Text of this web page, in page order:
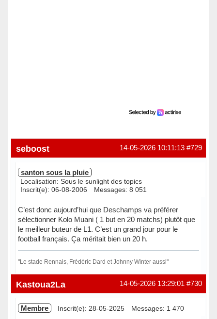
#729
14-05-2026 10:11:13
seboost
santon sous la pluie
Localisation: Sous le sunlight des topics
Inscrit(e): 06-08-2006
Messages: 8 051
C’est donc aujourd’hui que Deschamps va préférer
sélectionner Kolo Muani ( 1 but en 20 matchs) plutôt que
le meilleur buteur de L1. C’est un grand jour pour le
football français. Ça méritait bien un 20 h.
"Le stade Rennais, Frédéric Dard et Johnny Winter aussi"
Hors ligne #730
14-05-2026 13:29:01
Kastoua2La
Membre Inscrit(e): 28-05-2025 Messages: 1 470